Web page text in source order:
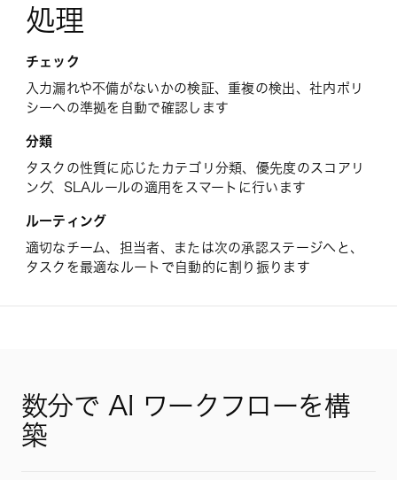
処理
チェック
入力漏れや不備がないかの検証、重複の検出、社内ポリ
シーへの準拠を自動で確認します
分類
タスクの性質に応じたカテゴリ分類、優先度のスコアリ
ング、SLAルールの適用をスマートに行います
ルーティング
適切なチーム、担当者、または次の承認ステージへと、
タスクを最適なルートで自動的に割り振ります
アラート
作成
連携
数分で AI ワークフローを構
築